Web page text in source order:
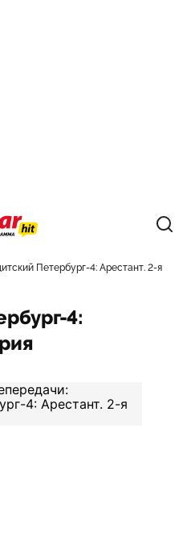
Петербург-4: Арестант. 2-я
4: